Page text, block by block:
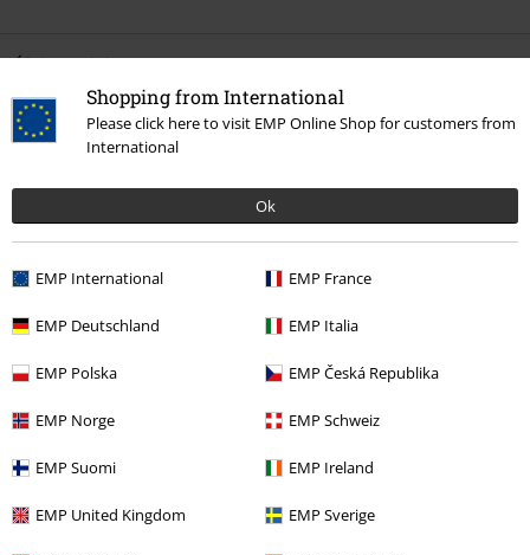
Shopping from International
Please click here to visit EMP Online Shop for customers from
International
Ok
EMP International EMP France
EMP Deutschland EMP Italia
EMP Polska EMP Česká Republika
EMP Norge EMP Schweiz
EMP Suomi EMP Ireland
EMP United Kingdom EMP Sverige
Última visita
54,90 €
Más categorías. Más opciones
Marcas Ropa
Marcas Ropa Brandit Pantalones Pantalones de Tela